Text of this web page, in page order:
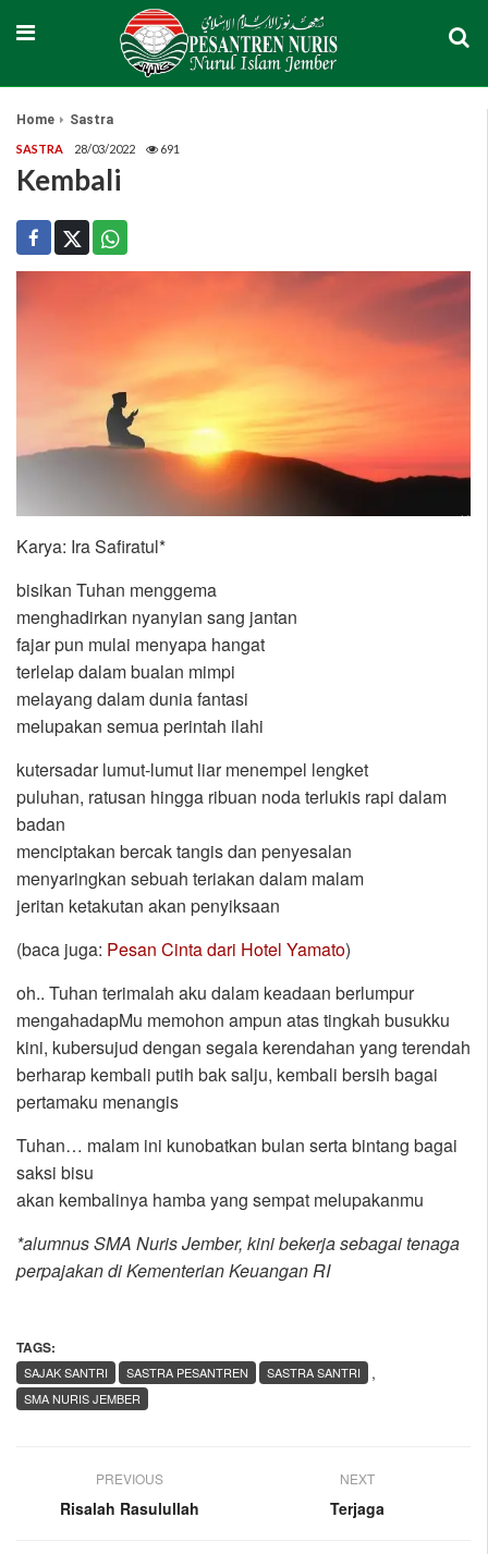
Home Sastra
SASTRA 28/03/2022 691
Kembali
Karya: Ira Safiratul*
bisikan Tuhan menggema
menghadirkan nyanyian sang jantan
fajar pun mulai menyapa hangat
terlelap dalam bualan mimpi
melayang dalam dunia fantasi
melupakan semua perintah ilahi
kutersadar lumut-lumut liar menempel lengket
puluhan, ratusan hingga ribuan noda terlukis rapi dalam
badan
menciptakan bercak tangis dan penyesalan
menyaringkan sebuah teriakan dalam malam
jeritan ketakutan akan penyiksaan
(baca juga: Pesan Cinta dari Hotel Yamato)
oh.. Tuhan terimalah aku dalam keadaan berlumpur
mengahadapMu memohon ampun atas tingkah busukku
kini, kubersujud dengan segala kerendahan yang terendah
berharap kembali putih bak salju, kembali bersih bagai
pertamaku menangis
Tuhan… malam ini kunobatkan bulan serta bintang bagai
saksi bisu
akan kembalinya hamba yang sempat melupakanmu
*alumnus SMA Nuris Jember, kini bekerja sebagai tenaga
perpajakan di Kementerian Keuangan RI
TAGS:
,
SAJAK SANTRI SASTRA PESANTREN
SASTRA SANTRI
SMA NURIS JEMBER
PREVIOUS
Risalah Rasulullah
NEXT
Terjaga